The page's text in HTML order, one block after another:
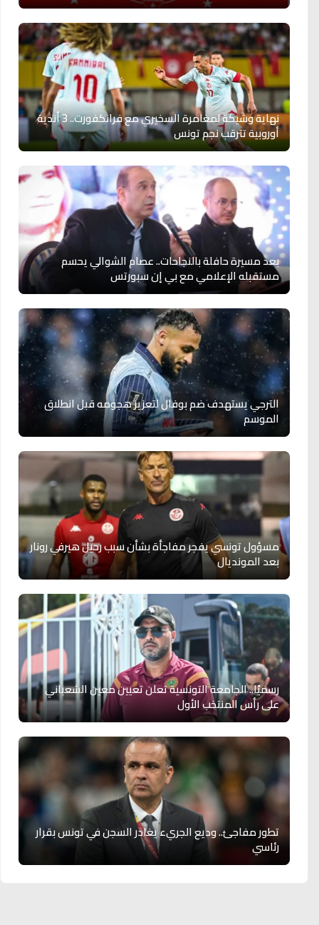
نهاية وشيكة لمغامرة السخيري مع فرانكفورت.. 3 أندية
أوروبية تترقب نجم تونس
بعد مسيرة حافلة بالنجاحات.. عصام الشوالي يحسم
مستقبله الإعلامي مع بي إن سبورتس
الترجي يستهدف ضم بوفال لتعزيز هجومه قبل انطلاق
الموسم
مسؤول تونسي يفجر مفاجأة بشأن سبب رحيل هيرفي رونار
بعد المونديال
رسميًا.. الجامعة التونسية تعلن تعيين معين الشعباني
على رأس المنتخب الأول
تطور مفاجئ.. وديع الجريء يغادر السجن في تونس بقرار
رئاسي